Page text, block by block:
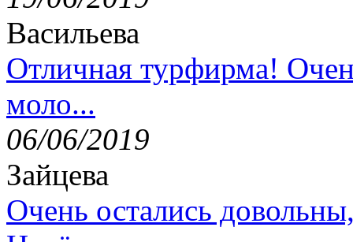
Васильева
Отличная турфирма!
моло...
06/06/2019
Зайцева
Очень остались